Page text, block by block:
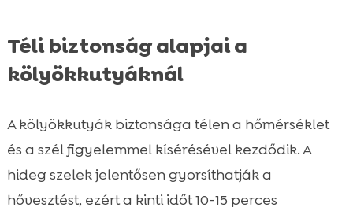
Téli biztonság alapjai a
kölyökkutyáknál
A kölyökkutyák biztonsága télen a hőmérséklet
és a szél figyelemmel kísérésével kezdődik. A
hideg szelek jelentősen gyorsíthatják a
hővesztést, ezért a kinti időt 10-15 perces